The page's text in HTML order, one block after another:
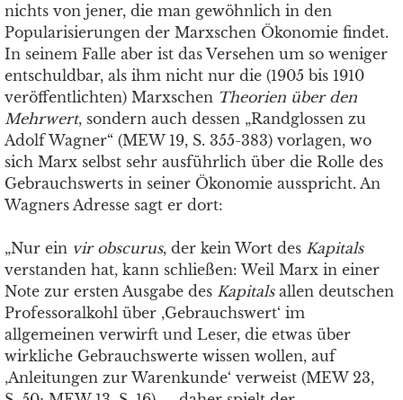
nichts von jener, die man gewöhnlich in den
Popularisierungen der Marxschen Ökonomie ﬁndet.
In seinem Falle aber ist das Versehen um so weniger
entschuldbar, als ihm nicht nur die (1905 bis 1910
veröffentlichten) Marxschen Theorien über den
Mehrwert, sondern auch dessen „Randglossen zu
Adolf Wagner“ (MEW 19, S. 355-383) vorlagen, wo
sich Marx selbst sehr ausführlich über die Rolle des
Gebrauchswerts in seiner Ökonomie ausspricht. An
Wagners Adresse sagt er dort:
„Nur ein vir obscurus, der kein Wort des Kapitals
verstanden hat, kann schließen: Weil Marx in einer
Note zur ersten Ausgabe des Kapitalsallen deutschen
Professoralkohl über ‚Gebrauchswert‘ im
allgemeinen verwirft und Leser, die etwas über
wirkliche Gebrauchswerte wissen wollen, auf
‚Anleitungen zur Warenkunde‘ verweist (MEW 23,